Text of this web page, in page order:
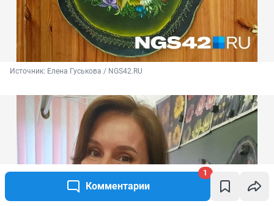
Комментарии
1
Источник: Елена Гуськова / NGS42.RU